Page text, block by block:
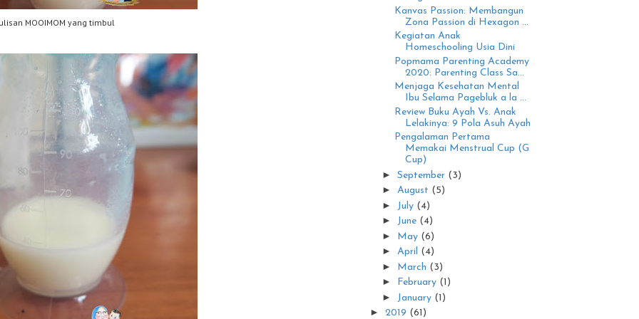
MOOIMOM yang timbul
Kanvas Passion: Membangun
Zona Passion di Hexagon ...
Kegiatan Anak
Homeschooling Usia Dini
Popmama Parenting Academy
2020: Parenting Class Sa...
Menjaga Kesehatan Mental
Ibu Selama Pagebluk a la ...
Review Buku Ayah Vs. Anak
Lelakinya: 9 Pola Asuh Ayah
Pengalaman Pertama
Memakai Menstrual Cup (G
Cup)
► September (3)
► August (5)
► July (4)
► June (4)
► May (6)
► April (4)
► March (3)
► February (1)
► January (1)
► 2019 (61)